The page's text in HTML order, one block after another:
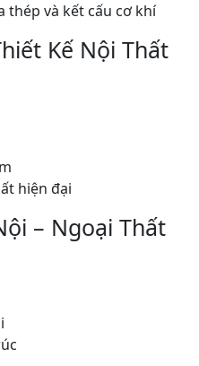
thép và kết cấu cơ khí
Kế Nội Thất
hiện đại
– Ngoại Thất